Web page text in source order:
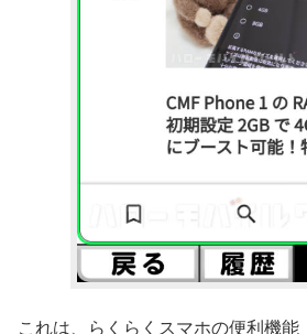
これは、らくらくスマホの便利機